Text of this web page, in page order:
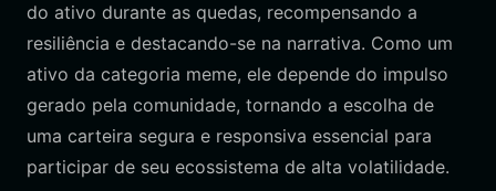
do ativo durante as quedas, recompensando a
resiliência e destacando-se na narrativa. Como um
ativo da categoria meme, ele depende do impulso
gerado pela comunidade, tornando a escolha de
uma carteira segura e responsiva essencial para
participar de seu ecossistema de alta volatilidade.